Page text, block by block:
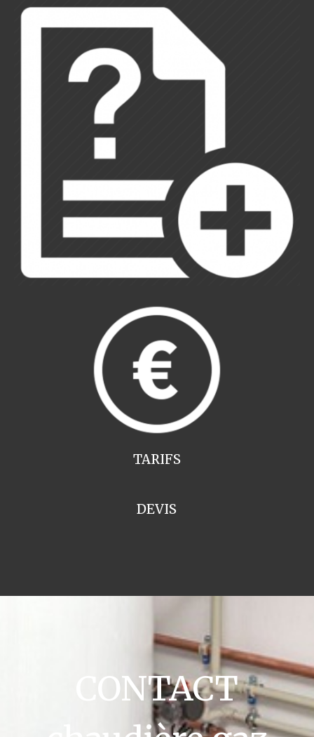
TARIFS
DEVIS
CONTACT